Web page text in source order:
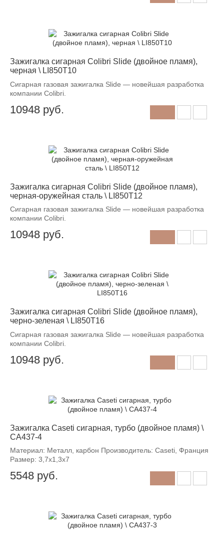
Зажигалка сигарная Colibri Slide (двойное пламя),
черная \ LI850T10
Сигарная газовая зажигалка Slide — новейшая разработка
компании Colibri.
10948 руб.
Зажигалка сигарная Colibri Slide (двойное пламя),
черная-оружейная сталь \ LI850T12
Сигарная газовая зажигалка Slide — новейшая разработка
компании Colibri.
10948 руб.
Зажигалка сигарная Colibri Slide (двойное пламя),
черно-зеленая \ LI850T16
Сигарная газовая зажигалка Slide — новейшая разработка
компании Colibri.
10948 руб.
Зажигалка Caseti сигарная, турбо (двойное пламя) \
CA437-4
Материал: Металл, карбон Производитель: Caseti, Франция
Размер: 3,7х1,3х7
5548 руб.